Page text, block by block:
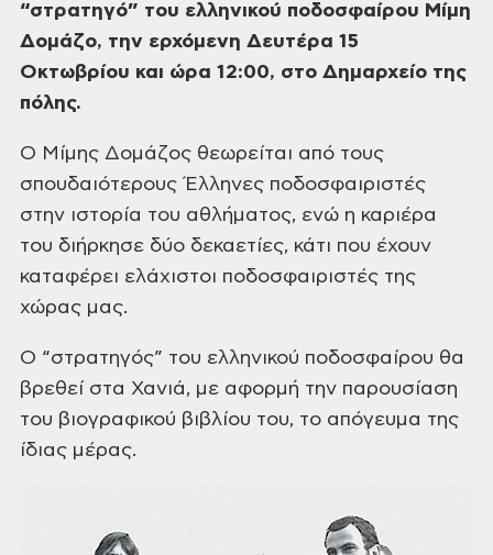
“στρατηγό” του ελληνικού ποδοσφαίρου Μίμη
Δομάζο, την ερχόμενη Δευτέρα 15
Οκτωβρίου και ώρα 12:00, στο Δημαρχείο της
πόλης.
Ο Μίμης Δομάζος θεωρείται από τους
σπουδαιότερους Έλληνες ποδοσφαιριστές
στην ιστορία του αθλήματος, ενώ η καριέρα
του διήρκησε δύο δεκαετίες, κάτι που έχουν
καταφέρει ελάχιστοι ποδοσφαιριστές της
χώρας μας.
Ο “στρατηγός” του ελληνικού ποδοσφαίρου θα
βρεθεί στα Χανιά, με αφορμή την παρουσίαση
του βιογραφικού βιβλίου του, το απόγευμα της
ίδιας μέρας.